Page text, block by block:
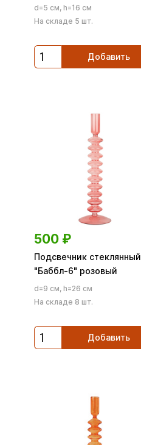
d=5 см, h=16 см
На складе 5 шт.
Добавить
500 ₽
Подсвечник стеклянный
"Баббл-6" розовый
d=9 см, h=26 см
На складе 8 шт.
Добавить